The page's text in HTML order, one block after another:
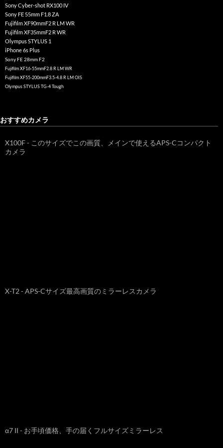
Sony Cyber-shot RX100 IV
Sony FE 55mm F1.8 ZA
Fujifilm XF90mmF2 R LM WR
Fujifilm XF35mmF2 R WR
Olympus STYLUS 1
iPhone 6s Plus
Sony FE 28mm F2
Fujifilm XF16-55mmF2.8 R LM WR
Fujifilm XF55-200mmF3.5-4.8 R LM OIS
Olympus STYLUS TG-4 Tough
おすすめカメラ
X100F - このサイズでこの画質、メインで使えるAPS-Cコンパクト
カメラ
X-T2 - APS-Cサイズ最高画質のミラーレスカメラ
α7 II - お手頃価格、手の届くフルサイズミラーレス